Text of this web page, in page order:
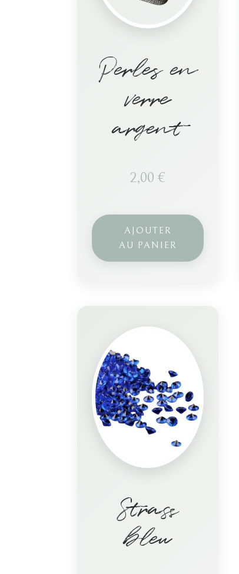
Perles en
verre
argent
2,00€
AJOUTER
AU PANIER
Strass
bleu